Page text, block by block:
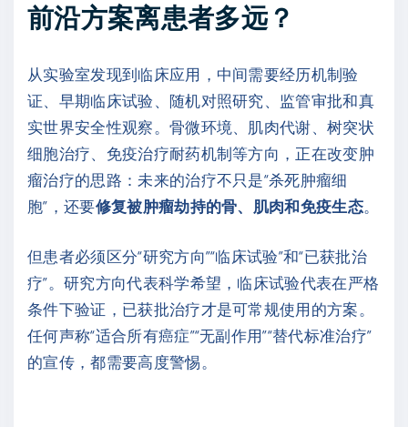
前沿方案离患者多远？
从实验室发现到临床应用，中间需要经历机制验
证、早期临床试验、随机对照研究、监管审批和真
实世界安全性观察。骨微环境、肌肉代谢、树突状
细胞治疗、免疫治疗耐药机制等方向，正在改变肿
瘤治疗的思路：未来的治疗不只是“杀死肿瘤细
胞”，还要修复被肿瘤劫持的骨、肌肉和免疫生态。
但患者必须区分“研究方向”“临床试验”和“已获批治
疗”。研究方向代表科学希望，临床试验代表在严格
条件下验证，已获批治疗才是可常规使用的方案。
任何声称“适合所有癌症”“无副作用”“替代标准治疗”
的宣传，都需要高度警惕。